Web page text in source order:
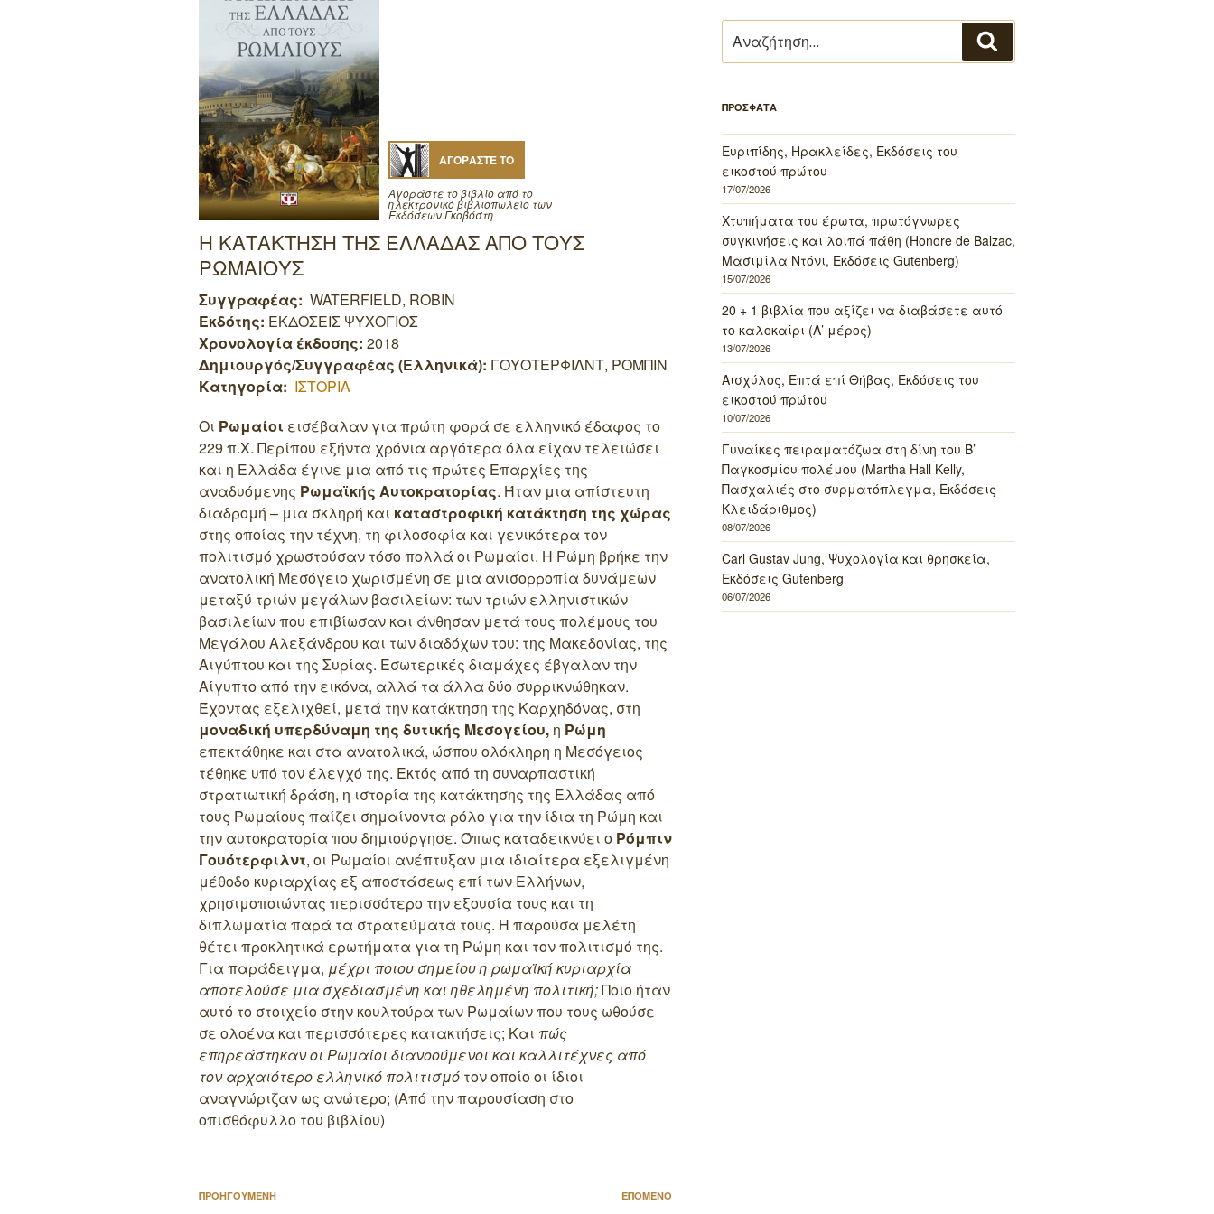
ΑΓΟΡΑΣΤΕ ΤΟ
Αγοράστε το βιβλίο από το
ηλεκτρονικό βιβλιοπωλείο των
Εκδόσεων Γκοβόστη
Η ΚΑΤΑΚΤΗΣΗ ΤΗΣ ΕΛΛΑΔΑΣ ΑΠΟ ΤΟΥΣ
ΡΩΜΑΙΟΥΣ
Συγγραφέας: WATERFIELD, ROBIN
Εκδότης: ΕΚΔΟΣΕΙΣ ΨΥΧΟΓΙΟΣ
Χρονολογία έκδοσης: 2018
Δημιουργός/Συγγραφέας (Ελληνικά): ΓΟΥΟΤΕΡΦΙΛΝΤ, ΡΟΜΠΙΝ
Κατηγορία: ΙΣΤΟΡΙΑ
Οι Ρωμαίοι εισέβαλαν για πρώτη φορά σε ελληνικό έδαφος το
229 π.Χ. Περίπου εξήντα χρόνια αργότερα όλα είχαν τελειώσει
και η Ελλάδα έγινε μια από τις πρώτες Επαρχίες της
αναδυόμενης Ρωμαϊκής Αυτοκρατορίας. Ήταν μια απίστευτη
διαδρομή – μια σκληρή και καταστροφική κατάκτηση της χώρας
στης οποίας την τέχνη, τη φιλοσοφία και γενικότερα τον
πολιτισμό χρωστούσαν τόσο πολλά οι Ρωμαίοι. Η Ρώμη βρήκε την
ανατολική Μεσόγειο χωρισμένη σε μια ανισορροπία δυνάμεων
μεταξύ τριών μεγάλων βασιλείων: των τριών ελληνιστικών
βασιλείων που επιβίωσαν και άνθησαν μετά τους πολέμους του
Μεγάλου Αλεξάνδρου και των διαδόχων του: της Μακεδονίας, της
Αιγύπτου και της Συρίας. Εσωτερικές διαμάχες έβγαλαν την
Αίγυπτο από την εικόνα, αλλά τα άλλα δύο συρρικνώθηκαν.
Έχοντας εξελιχθεί, μετά την κατάκτηση της Καρχηδόνας, στη
μοναδική υπερδύναμη της δυτικής Μεσογείου, η Ρώμη
επεκτάθηκε και στα ανατολικά, ώσπου ολόκληρη η Μεσόγειος
τέθηκε υπό τον έλεγχό της. Εκτός από τη συναρπαστική
στρατιωτική δράση, η ιστορία της κατάκτησης της Ελλάδας από
τους Ρωμαίους παίζει σημαίνοντα ρόλο για την ίδια τη Ρώμη και
την αυτοκρατορία που δημιούργησε. Όπως καταδεικνύει ο Ρόμπιν
Γουότερφιλντ, οι Ρωμαίοι ανέπτυξαν μια ιδιαίτερα εξελιγμένη
μέθοδο κυριαρχίας εξ αποστάσεως επί των Ελλήνων,
χρησιμοποιώντας περισσότερο την εξουσία τους και τη
διπλωματία παρά τα στρατεύματά τους. Η παρούσα μελέτη
θέτει προκλητικά ερωτήματα για τη Ρώμη και τον πολιτισμό της.
Για παράδειγμα, μέχρι ποιου σημείου η ρωμαϊκή κυριαρχία
αποτελούσε μια σχεδιασμένη και ηθελημένη πολιτική;Ποιο ήταν
αυτό το στοιχείο στην κουλτούρα των Ρωμαίων που τους ωθούσε
σε ολοένα και περισσότερες κατακτήσεις; Και πώς
επηρεάστηκαν οι Ρωμαίοι διανοούμενοι και καλλιτέχνες από
τον αρχαιότερο ελληνικό πολιτισμό τον οποίο οι ίδιοι
αναγνώριζαν ως ανώτερο; (Από την παρουσίαση στο
οπισθόφυλλο του βιβλίου)
Πλοήγηση
Προηγούμενο
ΠΡΟΗΓΟΥΜΕΝΗ ΕΠΟΜΕΝΟ
για:
ΠΡΟΣΦΑΤΑ
Ευριπίδης, Ηρακλείδες, Εκδόσεις του
εικοστού πρώτου
17/07/2026
Χτυπήματα του έρωτα, πρωτόγνωρες
συγκινήσεις και λοιπά πάθη (Honore de Balzac,
Μασιμίλα Ντόνι, Εκδόσεις Gutenberg)
15/07/2026
20 + 1 βιβλία που αξίζει να διαβάσετε αυτό
το καλοκαίρι (Α’ μέρος)
13/07/2026
Αισχύλος, Επτά επί Θήβας, Εκδόσεις του
εικοστού πρώτου
10/07/2026
Γυναίκες πειραματόζωα στη δίνη του Β’
Παγκοσμίου πολέμου (Martha Hall Kelly,
Πασχαλιές στο συρματόπλεγμα, Εκδόσεις
Κλειδάριθμος)
08/07/2026
Carl Gustav Jung, Ψυχολογία και θρησκεία,
Εκδόσεις Gutenberg
06/07/2026